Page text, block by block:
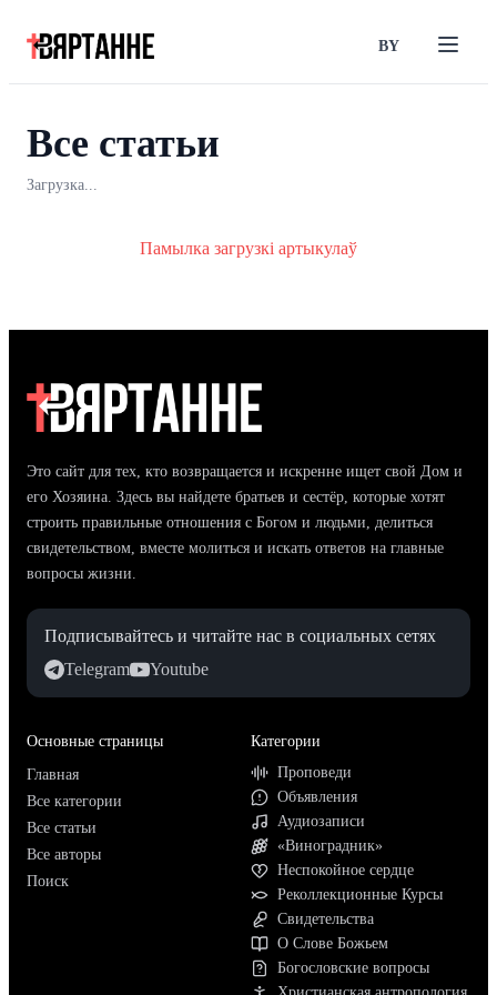
BY
Все статьи
Загрузка...
Памылка загрузкі артыкулаў
Это сайт для тех, кто возвращается и искренне ищет свой Дом и
его Хозяина. Здесь вы найдете братьев и сестёр, которые хотят
строить правильные отношения с Богом и людьми, делиться
свидетельством, вместе молиться и искать ответов на главные
вопросы жизни.
Подписывайтесь и читайте нас в социальных сетях
Telegram
Youtube
Основные страницы
Главная
Все категории
Все статьи
Все авторы
Поиск
Категории
Проповеди
Объявления
Аудиозаписи
«Виноградник»
Неспокойное сердце
Реколлекционные Курсы
Свидетельства
О Слове Божьем
Богословские вопросы